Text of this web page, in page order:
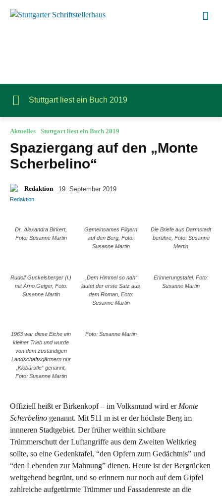
Stuttgart liest ein Buch 2019
Aktuelles Stuttgart liest ein Buch 2019
Spaziergang auf den „Monte
Scherbelino“
Redaktion 19. September 2019
Dr. Alexandra Birkert,
Foto: Susanne Martin
Gemeinsames Pilgern
auf den Berg, Foto:
Susanne Martin
Die Briefe aus Darmstadt
berühre, Foto: Susanne
Martin
Rudolf Guckelsberger (l.)
mit Arno Geiger, Foto:
Susanne Martin
„Dem Himmel so nah“
lautet der erste Satz aus
dem Roman, Foto:
Susanne Martin
Erinnerungstafel, Foto:
Susanne Martin
1963 war diese Eiche ein
kleiner Trieb und wurde
von dem zuständigen
Landschaftsgärtnern nur
„Klobürstle“ genannt,
Foto: Susanne Martin
Foto: Susanne Martin
Offiziell heißt er Birkenkopf – im Volksmund wird er Monte
Scherbelino genannt. Mit 511 m ist er der höchste Berg im
innneren Stadtgebiet. Der früher weithin sichtbare
Trümmerschutt der Luftangriffe aus dem Zweiten Weltkrieg
sollte, so eine Gedenktafel, “den Opfern zum Gedächtnis” und
“den Lebenden zur Mahnung” dienen. Heute ist der Bergrücken
weitgehend begrünt, und so erinnern nur noch auf dem Gipfel
zahlreiche aufgetürmte Trümmer und Fassadenreste an die